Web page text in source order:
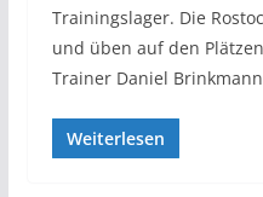
Trainingslager. Die
und üben auf den
Trainer Daniel
Weiterlesen